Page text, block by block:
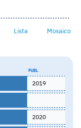
Lista Mosaico
PUBL
2019
2020